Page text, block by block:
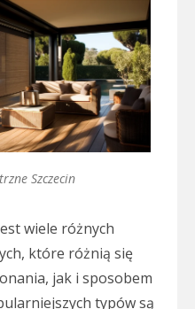
Szczecin
wiele różnych
które różnią się
jak i sposobem
typów są